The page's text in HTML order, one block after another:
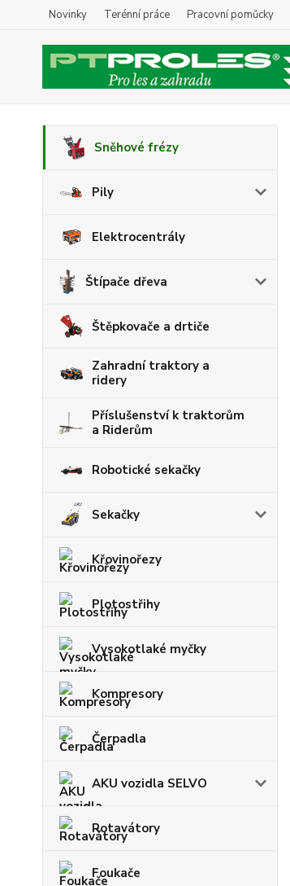
Novinky Terénní práce Pracovní pomůcky
Sněhové frézy
Pily
Elektrocentrály
Štípače dřeva
Štěpkovače a drtiče
Zahradní traktory a
ridery
Příslušenství k traktorům
a Riderům
Robotické sekačky
Sekačky
Křovinořezy
Plotostřihy
Vysokotlaké myčky
Kompresory
Čerpadla
AKU vozidla SELVO
Rotavátory
Foukače